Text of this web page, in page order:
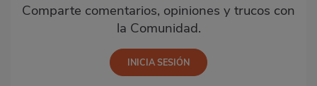
Comparte comentarios, opiniones y trucos con
la Comunidad.